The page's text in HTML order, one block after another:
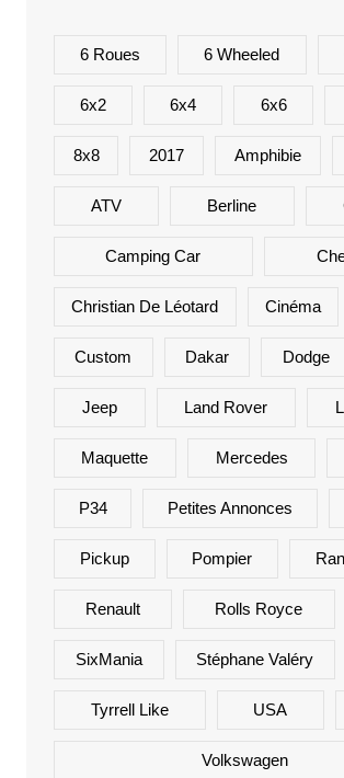
6 Roues 6 Wheeled
6x2 6x4 6x6
8x8 2017 Amphibie
ATV Berline
Camping Car
Christian De Léotard Cinéma
Custom Dakar Dodge
Jeep Land Rover
Maquette Mercedes
P34 Petites Annonces
Pickup Pompier
Renault Rolls Royce
SixMania Stéphane Valéry
Tyrrell Like USA
Volkswagen